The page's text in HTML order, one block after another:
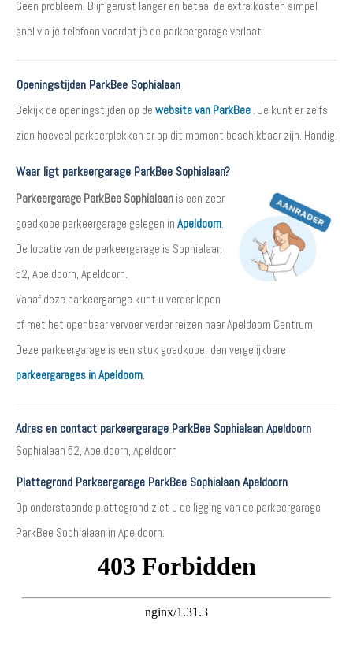
Geen probleem! Blijf gerust langer en betaal de extra kosten simpel
snel via je telefoon voordat je de parkeergarage verlaat.
Openingstijden ParkBee Sophialaan
Bekijk de openingstijden op de website van ParkBee . Je kunt er zelfs
zien hoeveel parkeerplekken er op dit moment beschikbaar zijn. Handig!
Waar ligt parkeergarage ParkBee Sophialaan?
Parkeergarage ParkBee Sophialaan is een zeer
goedkope parkeergarage gelegen in Apeldoorn.
De locatie van de parkeergarage is Sophialaan
52, Apeldoorn, Apeldoorn.
Vanaf deze parkeergarage kunt u verder lopen
of met het openbaar vervoer verder reizen naar Apeldoorn Centrum.
Deze parkeergarage is een stuk goedkoper dan vergelijkbare
parkeergarages in Apeldoorn.
Adres en contact parkeergarage ParkBee Sophialaan Apeldoorn
Sophialaan 52, Apeldoorn, Apeldoorn
Plattegrond Parkeergarage ParkBee Sophialaan Apeldoorn
Op onderstaande plattegrond ziet u de ligging van de parkeergarage
ParkBee Sophialaan in Apeldoorn.